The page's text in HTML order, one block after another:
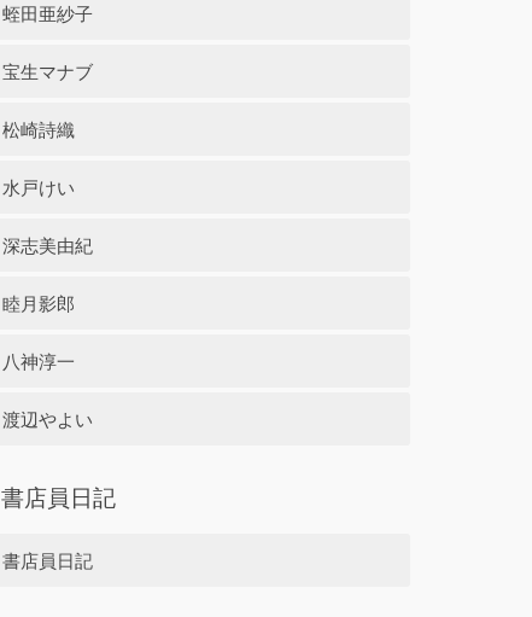
蛭田亜紗子
宝生マナブ
松崎詩織
水戸けい
深志美由紀
睦月影郎
八神淳一
渡辺やよい
書店員日記
書店員日記